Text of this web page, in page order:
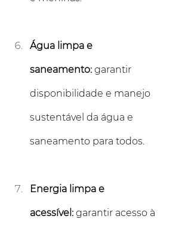
Água limpa e
saneamento: garantir
disponibilidade e manejo
sustentável da água e
saneamento para todos.
Energia limpa e
acessível: garantir acesso à